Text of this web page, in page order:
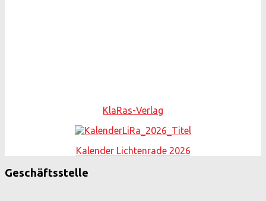
KlaRas-Verlag
Kalender Lichtenrade 2026
Geschäftsstelle